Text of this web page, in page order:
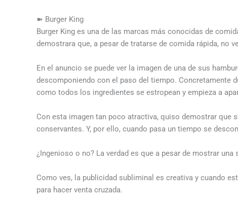
➽ Burger King
Burger King es una de las marcas más conocidas de
demostrara que, a pesar de tratarse de comida rápida, no
En el anuncio se puede ver la imagen de una de sus
descomponiendo con el paso del tiempo. Concretamente
como todos los ingredientes se estropean y empieza a
Con esta imagen tan poco atractiva, quiso demostrar que
conservantes. Y, por ello, cuando pasa un tiempo se
¿Ingenioso o no? La verdad es que a pesar de mostrar
Como ves, la publicidad subliminal es creativa y cuando
para hacer venta cruzada.